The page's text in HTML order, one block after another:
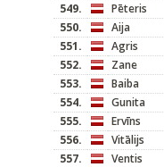
549.
Pēteris
550.
Aija
551.
Agris
552.
Zane
553.
Baiba
554.
Gunita
555.
Ervīns
556.
Vitālijs
557.
Ventis